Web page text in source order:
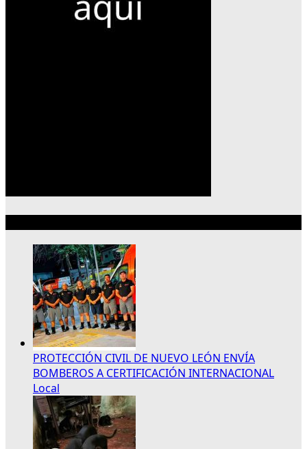
PROTECCIÓN CIVIL DE NUEVO LEÓN ENVÍA
BOMBEROS A CERTIFICACIÓN INTERNACIONAL
Local